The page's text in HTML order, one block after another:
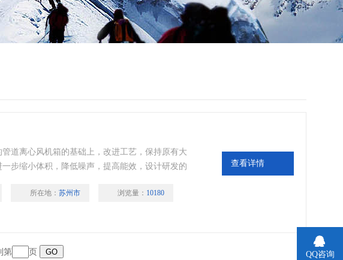
离心风机箱的基础上，改进工艺，保持原有大
一步缩小体积，降低噪声，提高能效，设计研发的
据不同的空间提供不同风量，去除潮湿、尘埃、异
所在地： 苏州市 浏览量： 10180
查看详情
第 页 QQ咨询